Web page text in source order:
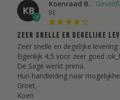
KB
Koenraad B.
BE
Zeer snelle en degelijke
Zeer snelle en degelijke levering !
Eigenlijk 4,5 voor zeer goed
De Sage werkt prima.
Hun handleiding naar
Groet,
Koen